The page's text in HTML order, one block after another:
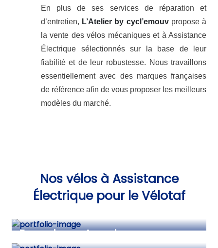
En plus de ses services de réparation et
d’entretien, L’Atelier by cycl’emouvpropose à
la vente des vélos mécaniques et à Assistance
Électrique sélectionnés sur la base de leur
fiabilité et de leur robustesse. Nous travaillons
essentiellement avec des marques françaises
de référence afin de vous proposer les meilleurs
modèles du marché.
Nos vélos à Assistance
Électrique pour le Vélotaf
E-cardan – Arcade